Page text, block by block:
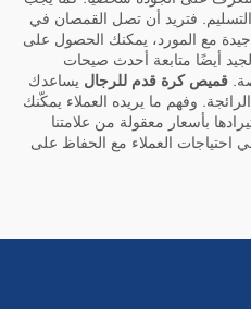
فتريد أن تصل القمصان في
جيدة مع المورد، يمكنك الحصول على
أيضًا متابعة أحدث صيحات
قميص كرة قدم للرجال يساعدك
وفهم ما يريده العملاء يمكّنك
بأسعار معقولة من علامتنا
احتياجات العملاء مع الحفاظ على